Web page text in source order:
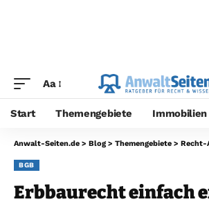
Aa
Start Themengebiete Immobilien
Anwalt-Seiten.de > Blog > Themengebiete > Recht-
BGB
Erbbaurecht einfach